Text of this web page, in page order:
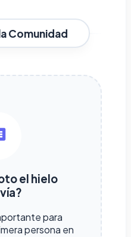
Comunidad
el hielo
para
persona en